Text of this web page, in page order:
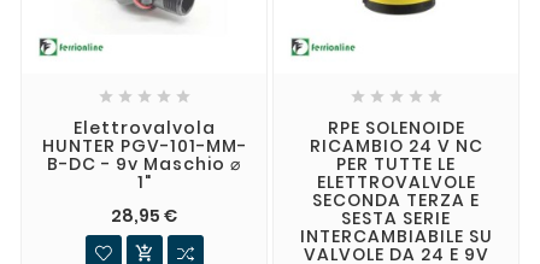
    
Elettrovalvola
HUNTER PGV-101-MM-
B-DC - 9v Maschio ⌀
1"
28,95 €

    
RPE SOLENOIDE
RICAMBIO 24 V NC
PER TUTTE LE
ELETTROVALVOLE
SECONDA TERZA E
SESTA SERIE
INTERCAMBIABILE SU
VALVOLE DA 24 E 9V